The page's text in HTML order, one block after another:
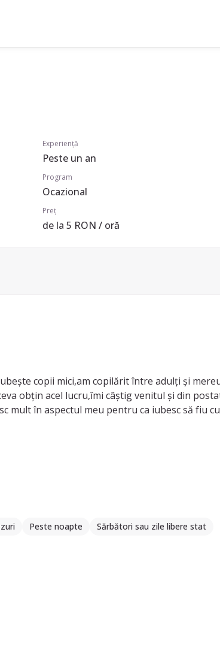
Experiență
Peste un an
Program
Ocazional
Preț
de la 5 RON / oră
copii mici,am copilărit între adulți și
obțin acel lucru,îmi câștig venitul și din
mult în aspectul meu pentru ca iubesc să fiu
și mă descurc bine oriunde deoarece ma
monumente funerare (Funerare Drăgoiu
place sa ies doar cu prietenul meu și
Peste noapte Sărbători sau zile libere stat